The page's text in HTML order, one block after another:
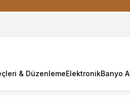
& DüzenlemeElektronikBanyo